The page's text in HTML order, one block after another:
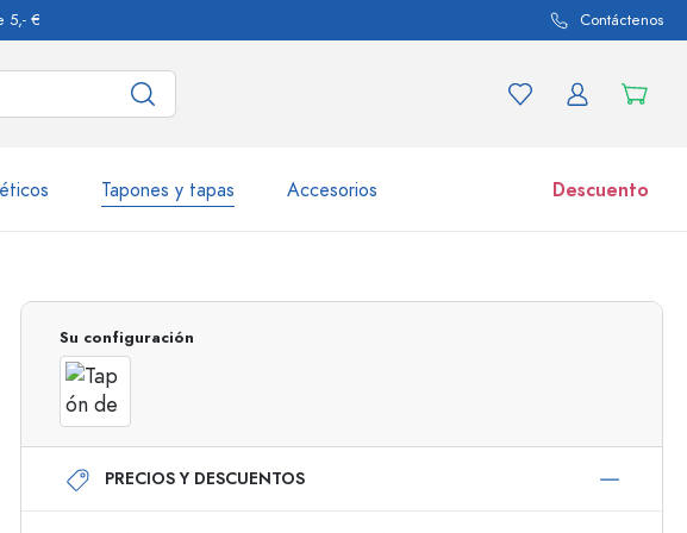
5,- € Contáctenos
Tapones y tapas Accesorios Descuento
Botellas de vidrio 750 ml
Botellas de vidrio 1000 ml
Tarros
Su configuración
PRECIOS Y DESCUENTOS